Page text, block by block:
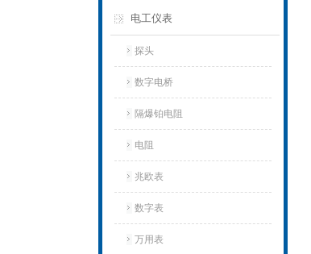
电工仪表
探头
数字电桥
隔爆铂电阻
电阻
兆欧表
数字表
万用表